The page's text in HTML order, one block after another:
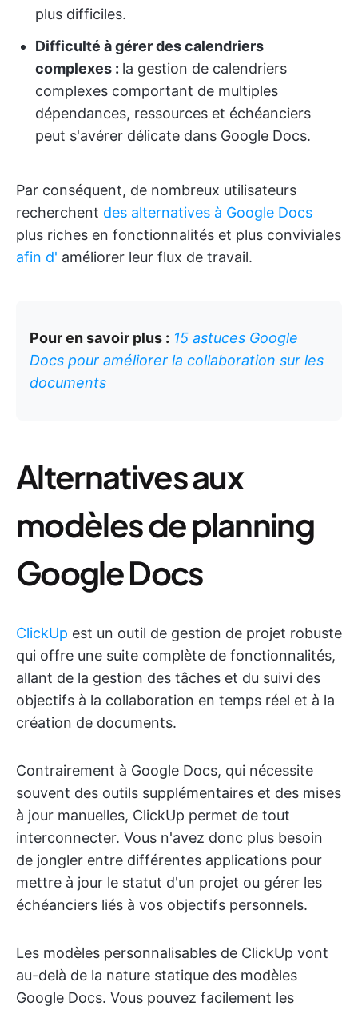
plus difficiles.
Difficulté à gérer des calendriers
complexes : la gestion de calendriers
complexes comportant de multiples
dépendances, ressources et échéanciers
peut s'avérer délicate dans Google Docs.
Par conséquent, de nombreux utilisateurs
recherchent des alternatives à Google Docs
plus riches en fonctionnalités et plus conviviales
afin d' améliorer leur flux de travail.
Pour en savoir plus : 15 astuces Google
Docs pour améliorer la collaboration sur les
documents
Alternatives aux
modèles de planning
Google Docs
ClickUp est un outil de gestion de projet robuste
qui offre une suite complète de fonctionnalités,
allant de la gestion des tâches et du suivi des
objectifs à la collaboration en temps réel et à la
création de documents.
Contrairement à Google Docs, qui nécessite
souvent des outils supplémentaires et des mises
à jour manuelles, ClickUp permet de tout
interconnecter. Vous n'avez donc plus besoin
de jongler entre différentes applications pour
mettre à jour le statut d'un projet ou gérer les
échéanciers liés à vos objectifs personnels.
Les modèles personnalisables de ClickUp vont
au-delà de la nature statique des modèles
Google Docs. Vous pouvez facilement les